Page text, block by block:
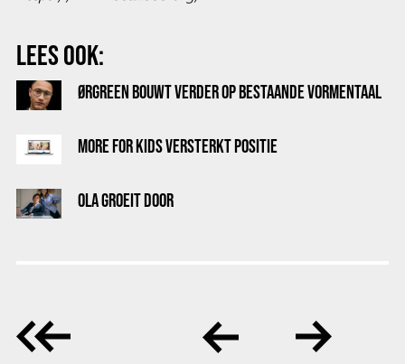
LEES OOK:
ØRGREEN BOUWT VERDER OP BESTAANDE VORMENTAAL
MORE FOR KIDS VERSTERKT POSITIE
OLA GROEIT DOOR